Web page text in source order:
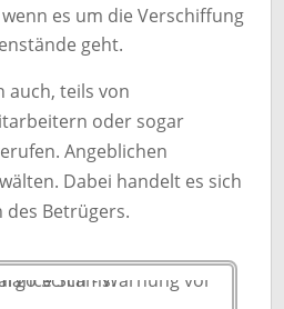
es um die Verschiffung
geht.
auch, teils von
oder sogar
Angeblichen
Dabei handelt es sich
des Betrügers.